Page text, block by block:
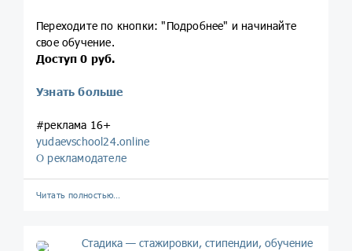
Переходите по кнопки: "Подробнее" и начинайте
свое обучение.
Доступ 0 руб.
Узнать больше
#реклама 16+
yudaevschool24.online
О рекламодателе
Читать полностью…
Стадика — стажировки, стипендии, обучение